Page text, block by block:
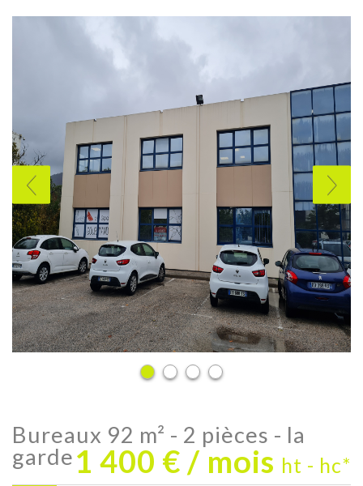
bureaux 92 m² - 2 pièces - la
garde1 400 € / mois ht - hc*